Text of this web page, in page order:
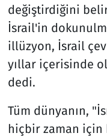
değiştirdiğini
İsrail'in
illüzyon, İsrail
yıllar içerisinde
dedi.
Tüm dünyanın,
hiçbir zaman için